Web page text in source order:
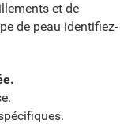
et de
de peau identifiez-